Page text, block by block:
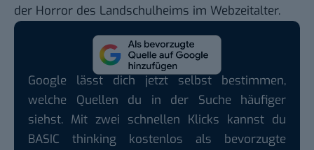
der Horror des Landschulheims im Webzeitalter.
Google lässt dich jetzt selbst bestimmen,
welche Quellen du in der Suche häufiger
siehst. Mit zwei schnellen Klicks kannst du
BASIC thinking kostenlos als bevorzugte